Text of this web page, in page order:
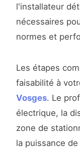
l'installateur
nécessaires
normes et
Les étapes
faisabilité à
Vosges. Le
électrique, la
zone de
la puissance